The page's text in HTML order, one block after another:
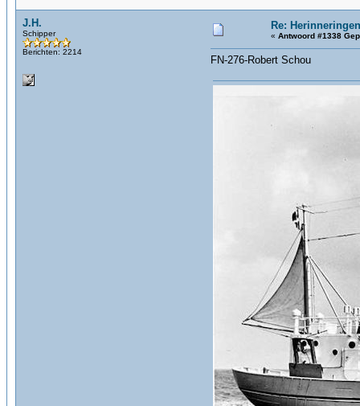
J.H.
Schipper
Berichten: 2214
Re:
« Antwoord #1338
FN-276-Robert Schou